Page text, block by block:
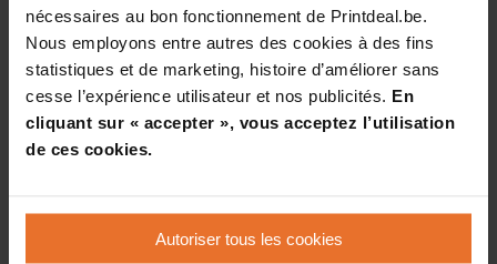
nécessaires au bon fonctionnement de Printdeal.be.
Nous employons entre autres des cookies à des fins
statistiques et de marketing, histoire d’améliorer sans
cesse l’expérience utilisateur et nos publicités. En
cliquant sur « accepter », vous acceptez l’utilisation
de ces cookies.
Autoriser tous les cookies